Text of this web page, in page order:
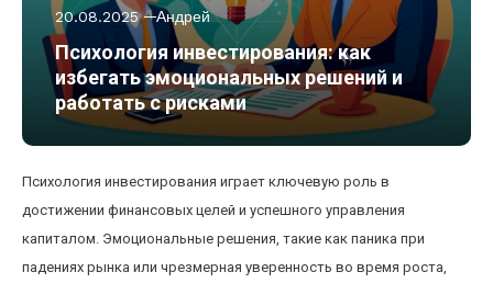
20.08.2025 Андрей
Психология инвестирования: как
избегать эмоциональных решений и
работать с рисками
Психология инвестирования играет ключевую роль в
достижении финансовых целей и успешного управления
капиталом. Эмоциональные решения, такие как паника при
падениях рынка или чрезмерная уверенность во время роста,